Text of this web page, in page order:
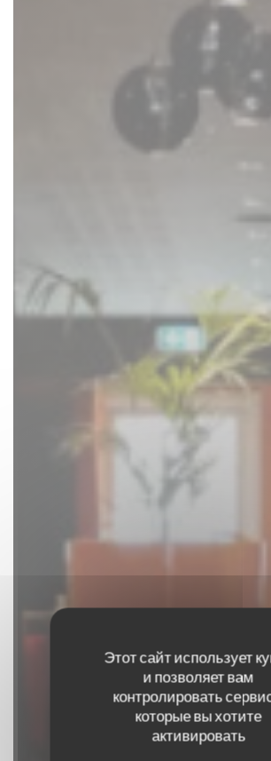
Этот сайт использует
и позволяет вам
контролировать
которые вы хотите
активировать
El Olivo